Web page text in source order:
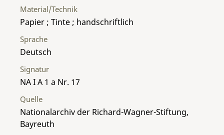
Material/Technik
Papier ; Tinte ; handschriftlich
Sprache
Deutsch
Signatur
NA I A 1 a Nr. 17
Quelle
Nationalarchiv der Richard-Wagner-Stiftung,
Bayreuth